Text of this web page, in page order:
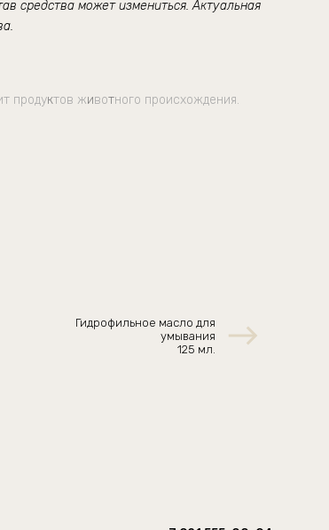
средства может измениться. Актуальная
продуктов животного происхождения.
Гидрофильное масло для
умывания
125 мл.